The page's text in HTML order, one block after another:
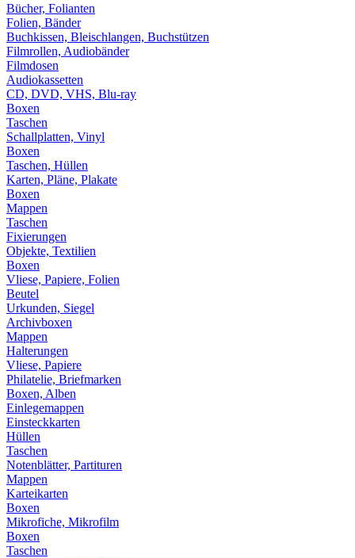
Bücher, Folianten
Folien, Bänder
Buchkissen, Bleischlangen, Buchstützen
Filmrollen, Audiobänder
Filmdosen
Audiokassetten
CD, DVD, VHS, Blu-ray
Boxen
Taschen
Schallplatten, Vinyl
Boxen
Taschen, Hüllen
Karten, Pläne, Plakate
Boxen
Mappen
Taschen
Fixierungen
Objekte, Textilien
Boxen
Vliese, Papiere, Folien
Beutel
Urkunden, Siegel
Archivboxen
Mappen
Halterungen
Vliese, Papiere
Philatelie, Briefmarken
Boxen, Alben
Einlegemappen
Einsteckkarten
Hüllen
Taschen
Notenblätter, Partituren
Mappen
Karteikarten
Boxen
Mikrofiche, Mikrofilm
Boxen
Taschen